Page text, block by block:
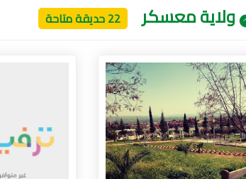
ولاية معسكر 22 حديقة متاحة